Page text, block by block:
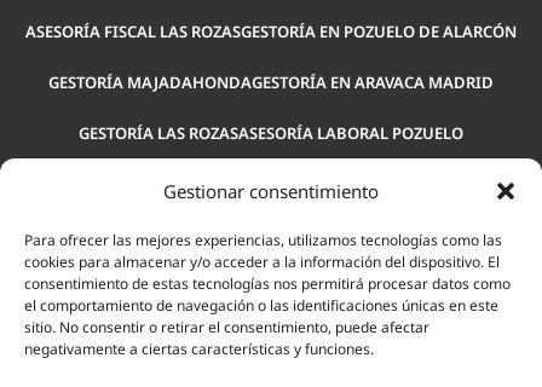
Gestionar consentimiento
Para ofrecer las mejores experiencias, utilizamos tecnologías como las
cookies para almacenar y/o acceder a la información del dispositivo. El
consentimiento de estas tecnologías nos permitirá procesar datos como
el comportamiento de navegación o las identificaciones únicas en este
sitio. No consentir o retirar el consentimiento, puede afectar
negativamente a ciertas características y funciones.
ASESORÍA FISCAL LAS ROZASGESTORÍA EN POZUELO DE ALARCÓN
GESTORÍA MAJADAHONDAGESTORÍA EN ARAVACA MADRID
GESTORÍA LAS ROZASASESORÍA LABORAL POZUELO
ASESORÍA LABORAL MAJADAHONDAASESORÍA LABORAL ARAVACA
ASESORÍA PARA EMPRESAS POZUELOASESORÍA LEGAL POZUELO
ASESORÍA LABORAL LAS ROZAS